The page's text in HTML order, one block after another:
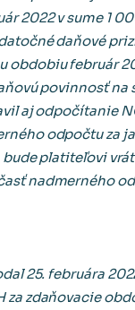
2022 v sume 1
daňové
obdobiu február
povinnosť na
aj odpočítanie
odpočtu za
bude platiteľovi
nadmerného
25. februára
za zdaňovacie